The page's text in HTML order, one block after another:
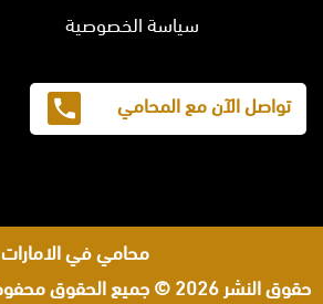
سياسة الخصوصية
تواصل الآن مع المحامي
محامي في الامارات
حقوق النشر 2026 © جميع الحقوق محفوظة